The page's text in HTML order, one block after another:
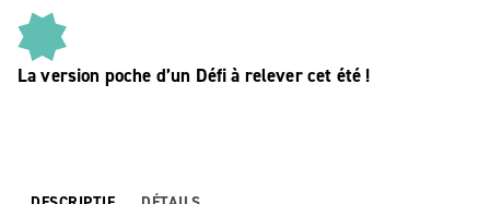
La version poche d’un Défi à relever cet été !